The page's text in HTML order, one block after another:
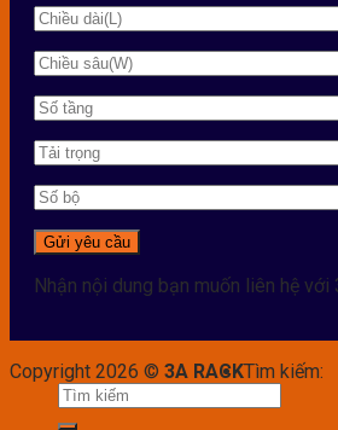
Nhận nội dung bạn muốn liên hệ với
Copyright 2026 © 3A RACKTìm kiếm: